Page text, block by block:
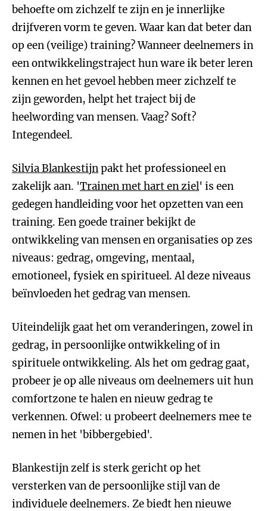
behoefte om zichzelf te zijn en je innerlijke
drijfveren vorm te geven. Waar kan dat beter dan
op een (veilige) training? Wanneer deelnemers in
een ontwikkelingstraject hun ware ik beter leren
kennen en het gevoel hebben meer zichzelf te
zijn geworden, helpt het traject bij de
heelwording van mensen. Vaag? Soft?
Integendeel.
Silvia Blankestijnpakt het professioneel en
zakelijk aan. 'Trainen met hart en ziel' is een
gedegen handleiding voor het opzetten van een
training. Een goede trainer bekijkt de
ontwikkeling van mensen en organisaties op zes
niveaus: gedrag, omgeving, mentaal,
emotioneel, fysiek en spiritueel. Al deze niveaus
beïnvloeden het gedrag van mensen.
Uiteindelijk gaat het om veranderingen, zowel in
gedrag, in persoonlijke ontwikkeling of in
spirituele ontwikkeling. Als het om gedrag gaat,
probeer je op alle niveaus om deelnemers uit hun
comfortzone te halen en nieuw gedrag te
verkennen. Ofwel: u probeert deelnemers mee te
nemen in het 'bibbergebied'.
Blankestijn zelf is sterk gericht op het
versterken van de persoonlijke stijl van de
individuele deelnemers. Ze biedt hen nieuwe